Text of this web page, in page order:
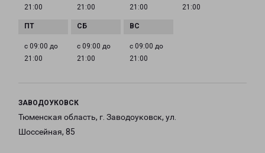
21:00
21:00
21:00
21:00
с 09:00 до
21:00
с 09:00 до
21:00
с 09:00 до
21:00
ЗАВОДОУКОВСК
Тюменская область, г. Заводоуковск, ул.
Шоссейная, 85